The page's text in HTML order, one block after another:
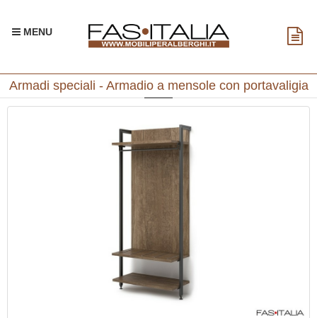
MENU
Armadi speciali - Armadio a mensole con portavaligia